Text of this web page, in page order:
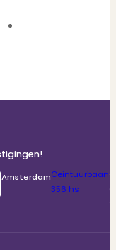
AmsterdamCeintuurbaan
356 hs